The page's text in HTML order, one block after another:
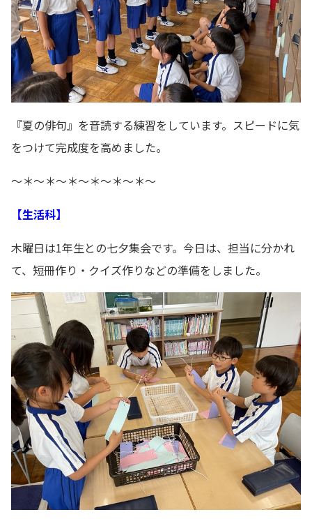
『夏の俳句』を音読する練習をしています。スピードに気
をつけて完成度を高めました。
～＊～＊～＊～＊～＊～＊～
【生活科】
木曜日は1年生との七夕集会です。今日は、担当に分かれ
て、短冊作り・クイズ作りなどの準備をしました。